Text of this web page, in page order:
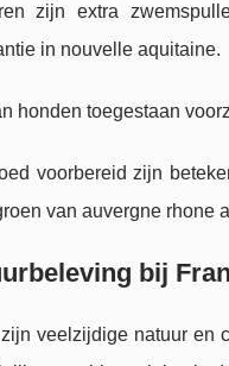
zijn extra
in nouvelle aquitaine.
honden toegestaan
voorbereid zijn
van auvergne rhone
bij
veelzijdige natuur en